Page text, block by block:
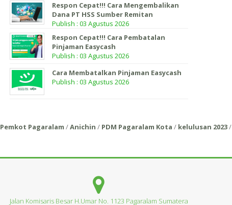
Respon Cepat!!! Cara Mengembalikan
Dana PT HSS Sumber Remitan
Publish : 03 Agustus 2026
Respon Cepat!!! Cara Pembatalan
Pinjaman Easycash
Publish : 03 Agustus 2026
Cara Membatalkan Pinjaman Easycash
Publish : 03 Agustus 2026
Pemkot Pagaralam /Anichin / PDM Pagaralam Kota / kelulusan 2023/
Jalan Komisaris Besar H.Umar No. 1123 Pagaralam Sumatera